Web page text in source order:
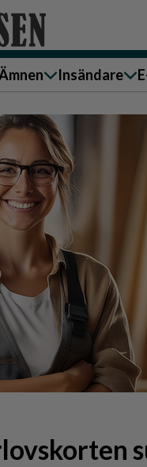
Bostad
Ekonomi
Krönika
Kultur & Nöje
Familj
Nyheter
Näringsliv
Omsorg
Politik
Reportage
Sport
Insändare
Skicka
Härryda
Lerum
Göteborg
Backa/Kärra
Hisingen
Sydväst